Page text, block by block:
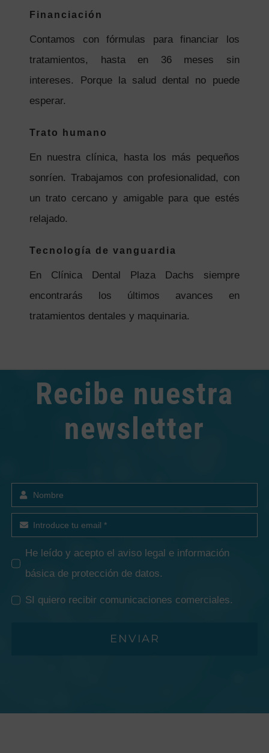
Financiación
Contamos con fórmulas para financiar los
tratamientos, hasta en 36 meses sin
intereses. Porque la salud dental no puede
esperar.
Trato humano
En nuestra clínica, hasta los más pequeños
sonríen. Trabajamos con profesionalidad, con
un trato cercano y amigable para que estés
relajado.
Tecnología de vanguardia
En Clínica Dental Plaza Dachs siempre
encontrarás los últimos avances en
tratamientos dentales y maquinaria.
Recibe nuestra
newsletter
He leído y acepto el aviso legal e información
básica de protección de datos.
SI quiero recibir comunicaciones comerciales.
ENVIAR